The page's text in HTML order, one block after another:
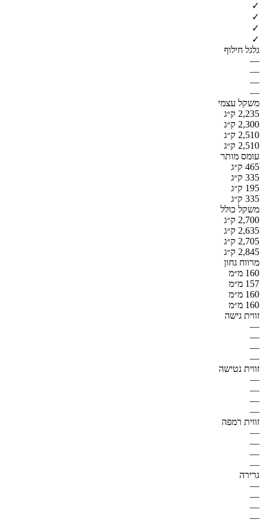
✓
✓
✓
✓
גלגל חילוף
—
—
—
—
משקל עצמי
2,235 ק״ג
2,300 ק״ג
2,510 ק״ג
2,510 ק״ג
עומס מותר
465 ק״ג
335 ק״ג
195 ק״ג
335 ק״ג
משקל כולל
2,700 ק״ג
2,635 ק״ג
2,705 ק״ג
2,845 ק״ג
מרווח גחון
160 מ״מ
157 מ״מ
160 מ״מ
160 מ״מ
זווית גישה
—
—
—
—
זווית נטישה
—
—
—
—
זווית רמפה
—
—
—
—
גרירה
—
—
—
—